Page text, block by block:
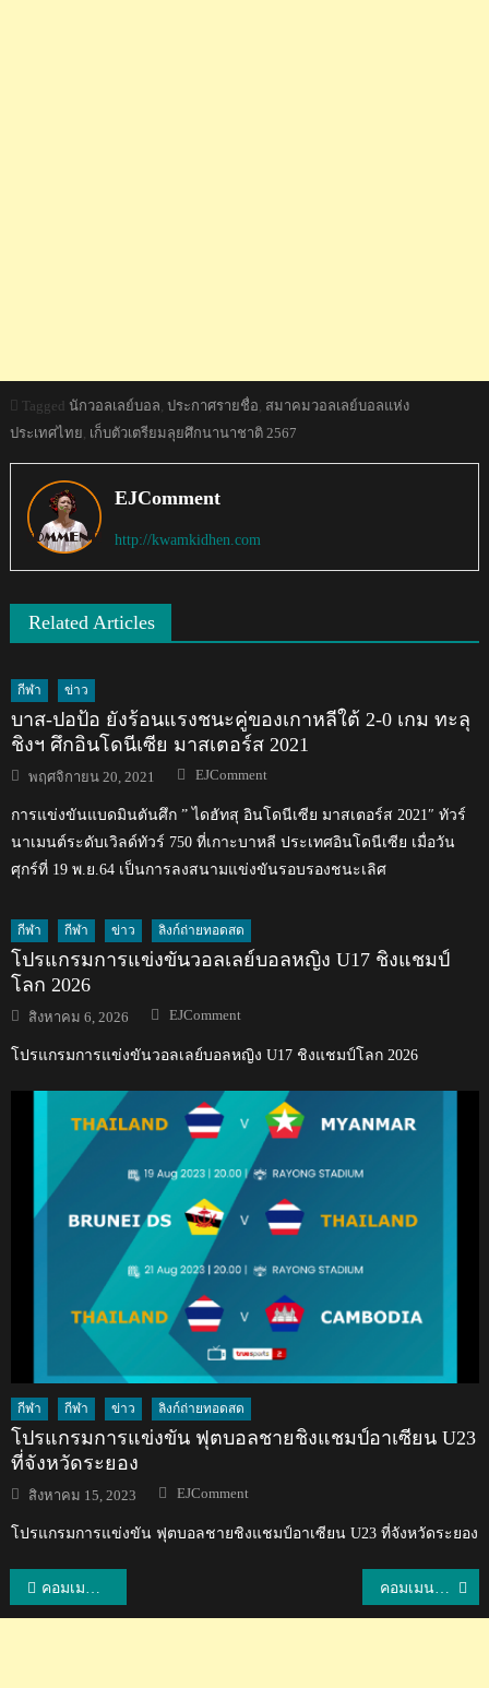
Tagged นักวอลเลย์บอล ประกาศรายชื่อ สมาคมวอลเลย์บอลแห่ง
ประเทศไทย เก็บตัวเตรียมลุยศึกนานาชาติ 2567
EJComment
http://kwamkidhen.com
Related Articles
กีฬา ข่าว
บาส-ปอป้อ ยังร้อนแรงชนะคู่ของเกาหลีใต้ 2-0 เกม ทะลุ
ชิงฯ ศึกอินโดนีเซีย มาสเตอร์ส 2021
Posted
on
พฤศจิกายน 20, 2021 Author
EJComment
การแข่งขันแบดมินตันศึก ” ไดฮัทสุ อินโดนีเซีย มาสเตอร์ส 2021″ ทัวร์
นาเมนต์ระดับเวิลด์ทัวร์ 750 ที่เกาะบาหลี ประเทศอินโดนีเซีย เมื่อวัน
ศุกร์ที่ 19 พ.ย.64 เป็นการลงสนามแข่งขันรอบรองชนะเลิศ
กีฬา กีฬา ข่าว ลิงก์ถ่ายทอดสด
โปรแกรมการแข่งขันวอลเลย์บอลหญิง U17 ชิงแชมป์
โลก 2026
Posted
on
สิงหาคม 6, 2026 Author
EJComment
โปรแกรมการแข่งขันวอลเลย์บอลหญิง U17 ชิงแชมป์โลก 2026
กีฬา กีฬา ข่าว ลิงก์ถ่ายทอดสด
โปรแกรมการแข่งขัน ฟุตบอลชายชิงแชมป์อาเซียน U23
ที่จังหวัดระยอง
Posted
on
สิงหาคม 15, 2023 Author
EJComment
โปรแกรมการแข่งขัน ฟุตบอลชายชิงแชมป์อาเซียน U23 ที่จังหวัดระยอง
แนะแนว
คอมเมนต์ชาวอาเซียน หลังเห็นอันดับ AFC CLUB COMPETITIONS RANKING ของชาติอาเซียน คอมเมนต์เวียดนามสุดตื่นเต้น หลังปลื้มจิตร์เตรียมไปเล่นในลีกเวียดนามกับสโมสรทง ติน